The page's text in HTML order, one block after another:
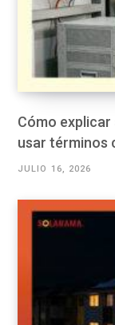
Cómo
usar términos
JULIO 16, 2026